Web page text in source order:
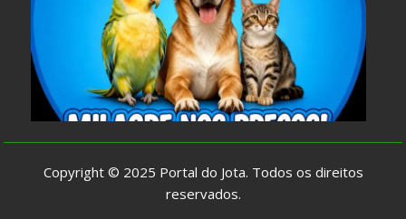
Copyright © 2025 Portal do Jota. Todos os direitos
reservados.